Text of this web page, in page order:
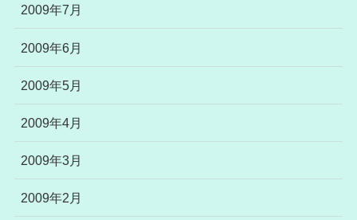
2009年7月
2009年6月
2009年5月
2009年4月
2009年3月
2009年2月